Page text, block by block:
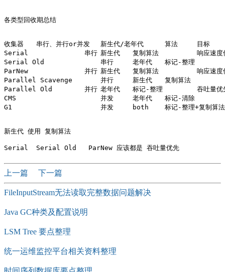
各类型回收期总结
收集器	串行、并行or并发	新生代/老年代	算法	目标	适用场景
Serial	            串行	新生代	复制算法	        响应速度优先	单CPU环境下的Client模式
Serial Old	        串行	老年代	标记-整理	        响应速度优先	单CPU环境下的Client模式、CMS的后备预案
ParNew	            并行	新生代	复制算法	        响应速度优先	多CPU环境时在Server模式下与CMS配合
Parallel Scavenge	并行	新生代	复制算法	        吞吐量优先	    在后台运算而不需要太多交互的任务
Parallel Old	    并行	老年代	标记-整理	        吞吐量优先	    在后台运算而不需要太多交互的任务
CMS	                并发	老年代	标记-清除	        响应速度优先	集中在互联网站或B/S系统服务端上的Java应用
G1	                并发	both	标记-整理+复制算法	响应速度优先	面向服务端应用，将来替换CMS
新生代 使用 复制算法
上一篇 下一篇
FileInputStream无法读取完整数据问题解决
Java GC种类及配置说明
LSM Tree 要点整理
统一运维监控平台相关资料整理